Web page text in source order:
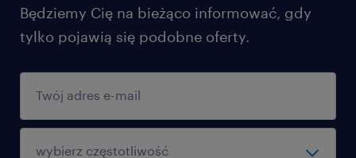
Będziemy Cię na bieżąco informować, gdy
tylko pojawią się podobne oferty.